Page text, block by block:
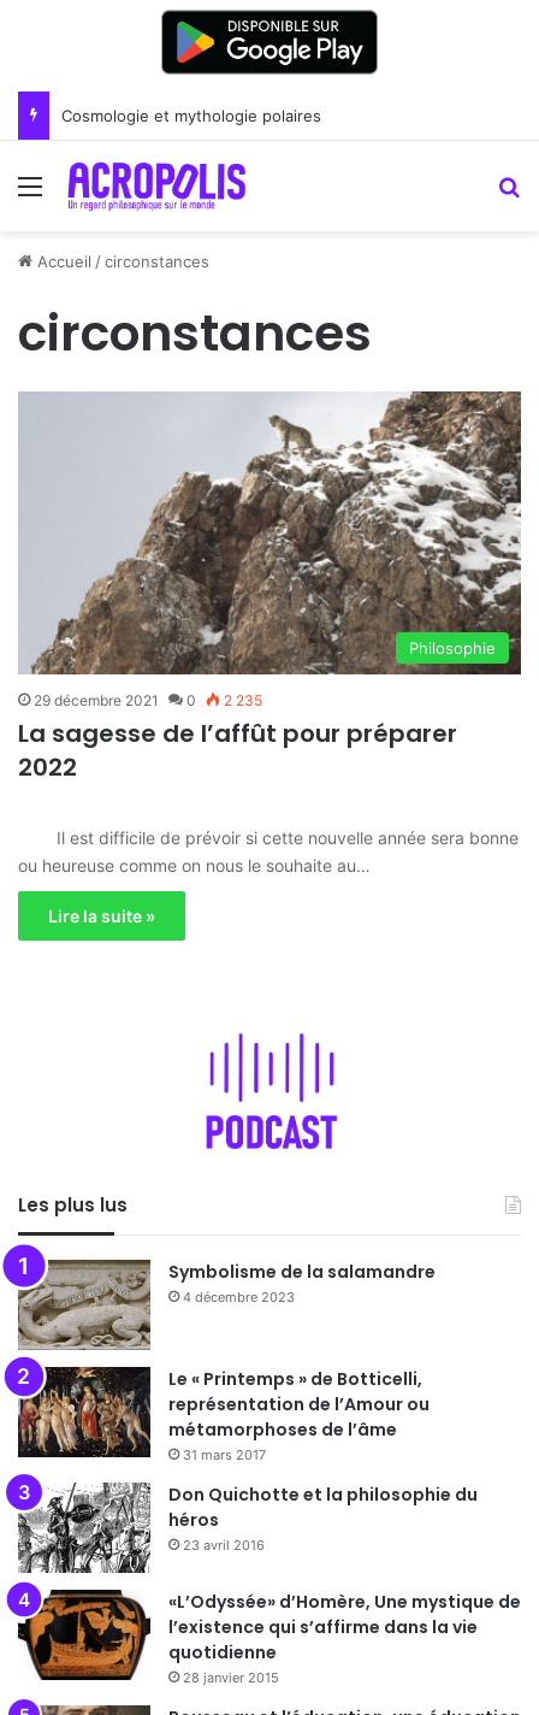
Cosmologie et mythologie polaires
Menu
Accueil /circonstances
circonstances
Philosophie
29 décembre 2021 0 2 235
La sagesse de l’affût pour préparer
2022
Il est difficile de prévoir si cette nouvelle année sera bonne
ou heureuse comme on nous le souhaite au…
Lire la suite »
Les plus lus
Symbolisme de la salamandre
4 décembre 2023
Le « Printemps » de Botticelli,
représentation de l’Amour ou
métamorphoses de l’âme
31 mars 2017
Don Quichotte et la philosophie du
héros
23 avril 2016
«L’Odyssée» d’Homère, Une mystique de
l’existence qui s’affirme dans la vie
quotidienne
28 janvier 2015